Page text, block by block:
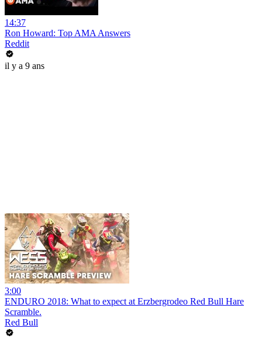
14:37
Ron Howard: Top AMA Answers
Reddit
il y a 9 ans
3:00
ENDURO 2018: What to expect at Erzbergrodeo Red Bull Hare
Scramble.
Red Bull